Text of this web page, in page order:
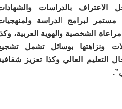
بالدراسات والشهادات
الدراسة ولمنهجيات
والهوية العربية، وكذا
بوسائل تشمل تشجيع
العالي وكذا تعزيز شفافية